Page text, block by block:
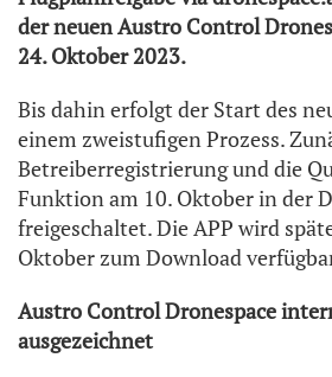
der neuen Austro Control
24. Oktober 2023.
Bis dahin erfolgt der Start des
einem zweistufigen Prozess.
Betreiberregistrierung und die
Funktion am 10. Oktober in der
freigeschaltet. Die APP wird
Oktober zum Download
Austro Control Dronespace
ausgezeichnet